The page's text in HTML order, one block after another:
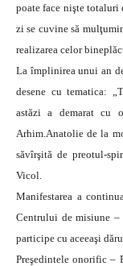
poate face nişte totaluri
zi se cuvine să
realizarea celor
La împlinirea unui an
desene cu tematica:
astăzi a demarat cu
Arhim.Anatolie de la
săvîrşită de preotul-
Vicol.
Manifestarea a
Centrului de misiune –
participe cu aceeaşi
Preşedintele onorific –